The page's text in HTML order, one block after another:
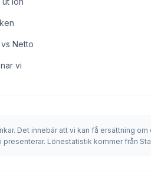
Netto
vi
Det innebär att vi kan få ersättning
Lönestatistik kommer från